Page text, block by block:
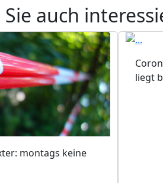
auch
montags keine
liegt